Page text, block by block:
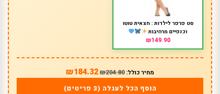
סט פרפר לילדות : חצאית טוטו
וכנפיים מרהיבות
₪149.90
מחיר כולל: ₪204.80
₪184.32
הוסף הכל לעגלה (3 פריטים)